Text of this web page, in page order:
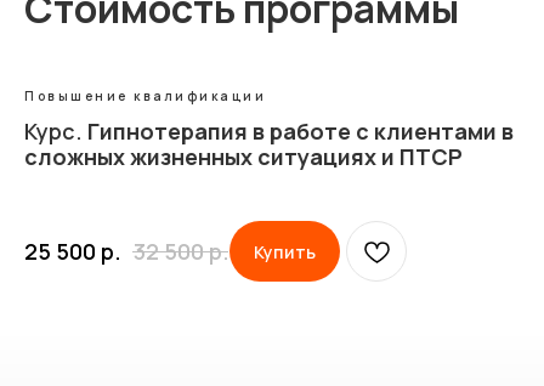
Повышение квалификации
Курс. Гипнотерапия в работе с клиентами в
сложных жизненных ситуациях и ПТСР
25 500 р. 32 500р. Купить